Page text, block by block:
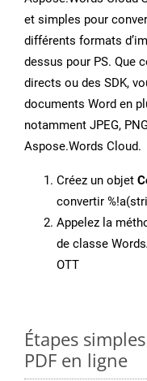
et simples pour
différents formats
dessus pour PS. Que
directs ou des SDK,
documents Word en
notamment JPEG,
Aspose.Words Cloud.
Créez un objet
convertir
Appelez la
de classe
OTT
Étapes
PDF en ligne